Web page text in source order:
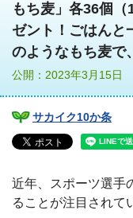
もち麦」各36個
ゼント！ごはんと
のようなもち麦で
公開：2023年3月15日
サカイク10か条
近年、スポーツ選手
ることが注目されて